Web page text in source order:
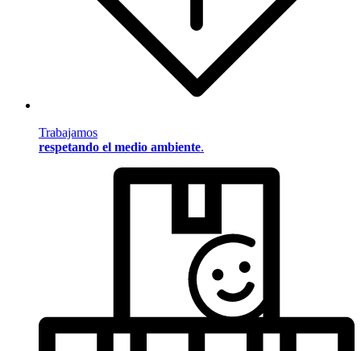
Trabajamos
respetando el medio ambiente.